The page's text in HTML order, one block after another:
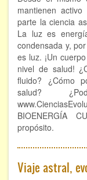
EVENTOS
FORMACIÓN
Viaje Astral,
Bioenergía
Limpieza de las
PRÁCTICO
NOTICIAS Y
Evolutiva
mantienen
parte la ciencia
La luz es
condensada y,
es luz. ¡Un
nivel de salud!
fluido? ¿Cómo
salud?
BIOENERGÍA
propósito.
Viaje astral,